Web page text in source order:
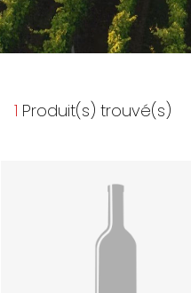
1 Produit(s) trouvé(s)